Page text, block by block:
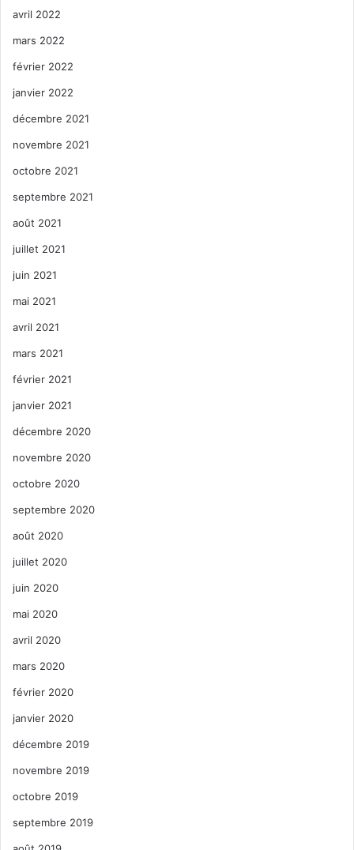
avril 2022
mars 2022
février 2022
janvier 2022
décembre 2021
novembre 2021
octobre 2021
septembre 2021
août 2021
juillet 2021
juin 2021
mai 2021
avril 2021
mars 2021
février 2021
janvier 2021
décembre 2020
novembre 2020
octobre 2020
septembre 2020
août 2020
juillet 2020
juin 2020
mai 2020
avril 2020
mars 2020
février 2020
janvier 2020
décembre 2019
novembre 2019
octobre 2019
septembre 2019